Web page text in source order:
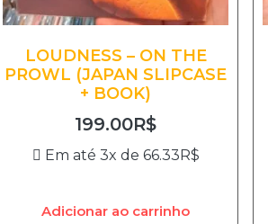
LOUDNESS – ON THE
PROWL (JAPAN SLIPCASE
+ BOOK)
199.00R$
Em até 3x de 66.33 R$
Adicionar ao carrinho